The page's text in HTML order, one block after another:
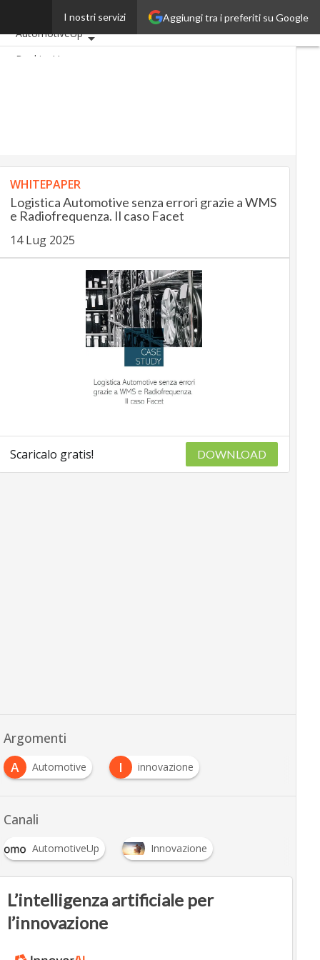
Aggiungi tra i preferiti su Google
I nostri servizi
Ultimi articoli
AutomotiveUp
BankingUp
WHITEPAPER
Logistica Automotive senza errori grazie a WMS
e Radiofrequenza. Il caso Facet
14 Lug 2025
Scaricalo gratis! DOWNLOAD
Argomenti
A
Automotive I innovazione
Canali
AutomotiveUp Innovazione
L’intelligenza artificiale per
l’innovazione